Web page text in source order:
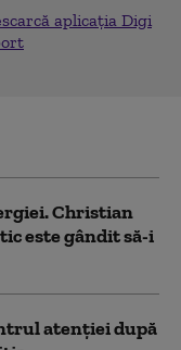
aplicația Digi
Christian
este gândit să-i
atenției după